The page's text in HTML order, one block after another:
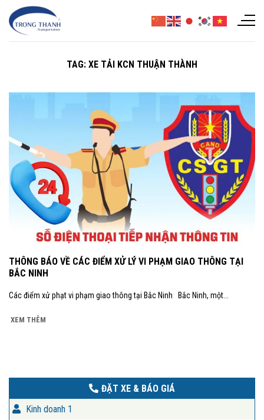
Chuyển
đến
TAG: XE TẢI KCN THUẬN THÀNH
THÔNG BÁO VỀ CÁC ĐIỂM XỬ LÝ VI PHẠM GIAO THÔNG TẠI
BẮC NINH
Các điểm xử phạt vi phạm giao thông tại Bắc Ninh Bắc Ninh, một...
XEM THÊM
ĐẶT XE & BÁO GIÁ
Kinh doanh 1